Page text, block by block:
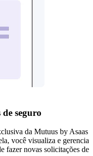
de seguro
da Mutuus by Asaas
você visualiza e gerencia
fazer novas solicitações de